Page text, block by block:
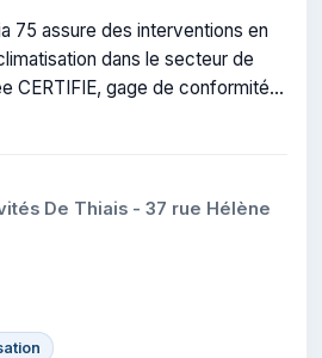
75 assure des interventions en
dans le secteur de
CERTIFIE, gage de conformité
De Thiais - 37 rue Hélène